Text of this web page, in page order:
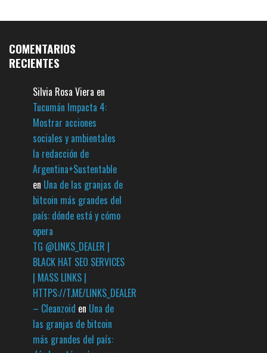
COMENTARIOS
RECIENTES
Silvia Rosa Viera en
Tucumán Impacta 4:
Mostrar acciones
sociales y ambientales
la redacción de
Argentina+Sustentable
en Una de las granjas de
bitcoin más grandes del
país: dónde está y cómo
opera
TG @LINKS_DEALER |
BLACK HAT SEO SERVICES
| MASS LINKS |
HTTPS://T.ME/LINKS_DEALER
– Cleanzoid en Una de
las granjas de bitcoin
más grandes del país: